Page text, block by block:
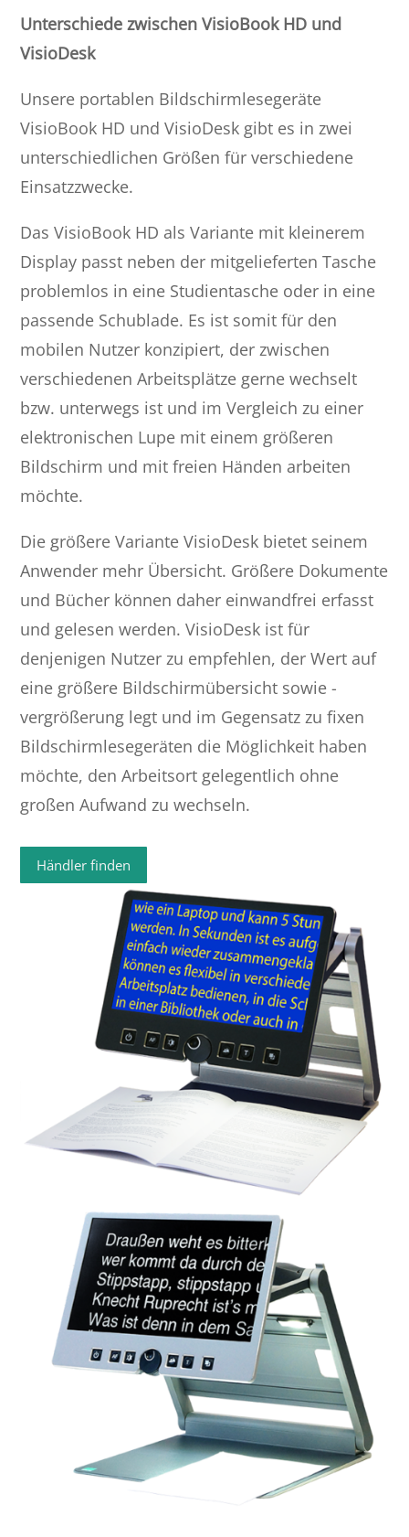
Unterschiede zwischen VisioBook HD und
VisioDesk
Unsere portablen Bildschirmlesegeräte
VisioBook HD und VisioDesk gibt es in zwei
unterschiedlichen Größen für verschiedene
Einsatzzwecke.
Das VisioBook HD als Variante mit kleinerem
Display passt neben der mitgelieferten Tasche
problemlos in eine Studientasche oder in eine
passende Schublade. Es ist somit für den
mobilen Nutzer konzipiert, der zwischen
verschiedenen Arbeitsplätze gerne wechselt
bzw. unterwegs ist und im Vergleich zu einer
elektronischen Lupe mit einem größeren
Bildschirm und mit freien Händen arbeiten
möchte.
Die größere Variante VisioDesk bietet seinem
Anwender mehr Übersicht. Größere Dokumente
und Bücher können daher einwandfrei erfasst
und gelesen werden. VisioDesk ist für
denjenigen Nutzer zu empfehlen, der Wert auf
eine größere Bildschirmübersicht sowie -
vergrößerung legt und im Gegensatz zu fixen
Bildschirmlesegeräten die Möglichkeit haben
möchte, den Arbeitsort gelegentlich ohne
großen Aufwand zu wechseln.
Händler finden